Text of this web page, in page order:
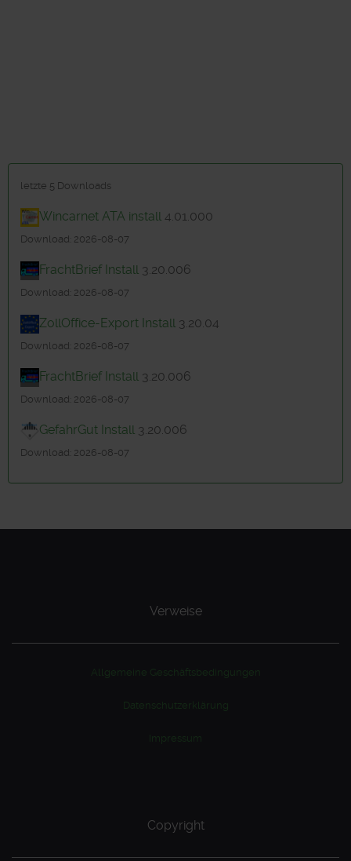
letzte 5 Downloads
Wincarnet ATA install 4.01.000
Download: 2026-08-07
FrachtBrief Install 3.20.006
Download: 2026-08-07
ZollOffice-Export Install 3.20.04
Download: 2026-08-07
FrachtBrief Install 3.20.006
Download: 2026-08-07
GefahrGut Install 3.20.006
Download: 2026-08-07
Verweise
Allgemeine Geschäftsbedingungen
Datenschutzerklärung
Impressum
Copyright